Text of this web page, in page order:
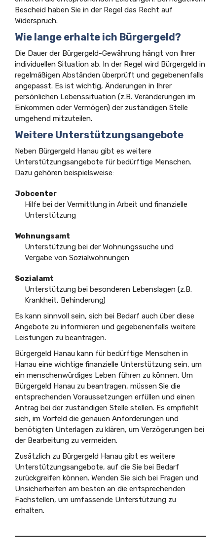
Bescheid haben Sie in der Regel das Recht auf
Widerspruch.
Wie lange erhalte ich Bürgergeld?
Die Dauer der Bürgergeld-Gewährung hängt von Ihrer
individuellen Situation ab. In der Regel wird Bürgergeld in
regelmäßigen Abständen überprüft und gegebenenfalls
angepasst. Es ist wichtig, Änderungen in Ihrer
persönlichen Lebenssituation (z.B. Veränderungen im
Einkommen oder Vermögen) der zuständigen Stelle
umgehend mitzuteilen.
Weitere Unterstützungsangebote
Neben Bürgergeld Hanau gibt es weitere
Unterstützungsangebote für bedürftige Menschen.
Dazu gehören beispielsweise:
Jobcenter
Hilfe bei der Vermittlung in Arbeit und finanzielle
Unterstützung
Wohnungsamt
Unterstützung bei der Wohnungssuche und
Vergabe von Sozialwohnungen
Sozialamt
Unterstützung bei besonderen Lebenslagen (z.B.
Krankheit, Behinderung)
Es kann sinnvoll sein, sich bei Bedarf auch über diese
Angebote zu informieren und gegebenenfalls weitere
Leistungen zu beantragen.
Bürgergeld Hanau kann für bedürftige Menschen in
Hanau eine wichtige finanzielle Unterstützung sein, um
ein menschenwürdiges Leben führen zu können. Um
Bürgergeld Hanau zu beantragen, müssen Sie die
entsprechenden Voraussetzungen erfüllen und einen
Antrag bei der zuständigen Stelle stellen. Es empfiehlt
sich, im Vorfeld die genauen Anforderungen und
benötigten Unterlagen zu klären, um Verzögerungen bei
der Bearbeitung zu vermeiden.
Zusätzlich zu Bürgergeld Hanau gibt es weitere
Unterstützungsangebote, auf die Sie bei Bedarf
zurückgreifen können. Wenden Sie sich bei Fragen und
Unsicherheiten am besten an die entsprechenden
Fachstellen, um umfassende Unterstützung zu
erhalten.